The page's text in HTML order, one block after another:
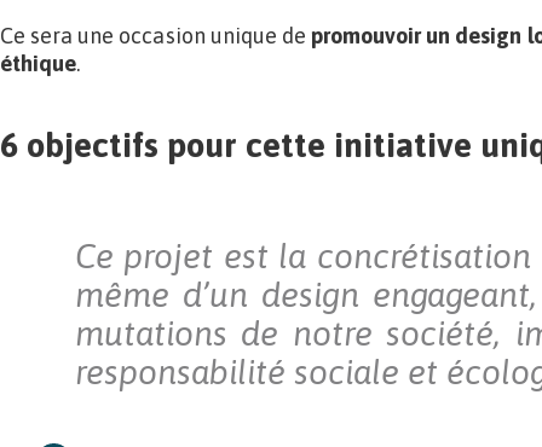
Ce sera une occasion unique de promouvoir un design
éthique.
6 objectifs pour cette initiative
Ce projet est la
même d’un design
mutations de notre société,
responsabilité sociale et